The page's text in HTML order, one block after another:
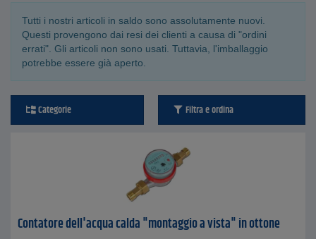
Tutti i nostri articoli in saldo sono assolutamente nuovi.
Questi provengono dai resi dei clienti a causa di "ordini
errati". Gli articoli non sono usati. Tuttavia, l'imballaggio
potrebbe essere già aperto.
Categorie Filtra e ordina
Contatore dell'acqua calda "montaggio a vista" in ottone